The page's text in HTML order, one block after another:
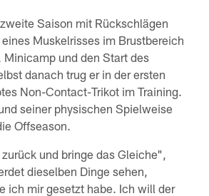
Saison mit Rückschlägen
Muskelrisses im Brustbereich
Minicamp und den Start des
danach trug er in der ersten
Non-Contact-Trikot im Training.
seiner physischen Spielweise
Offseason.
und bringe das Gleiche",
dieselben Dinge sehen,
ich mir gesetzt habe. Ich will der